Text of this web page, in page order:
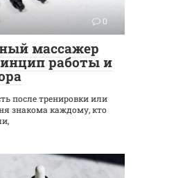
0
массажер
работы и
после тренировки или
знакома каждому, кто